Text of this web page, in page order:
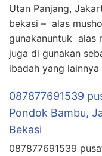
Utan Panjang,
bekasi – alas
gunakanuntuk alas
juga di gunakan
ibadah yang
087877691539
Pondok Bambu,
Bekasi
087877691539